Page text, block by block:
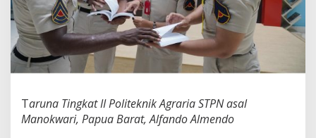
P
N
J
i
l
Taruna Tingkat II Politeknik Agraria STPN asal
Manokwari, Papua Barat, Alfando Almendo